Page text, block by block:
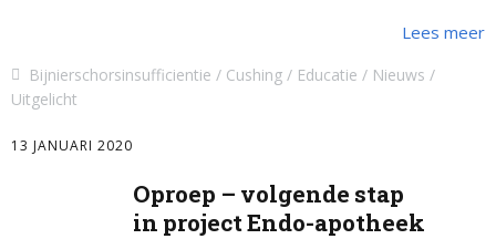
Lees meer
Bijnierschorsinsufficientie Cushing Educatie
Nieuws
Uitgelicht
13 JANUARI 2020
Oproep – volgende stap
in project Endo-apotheek